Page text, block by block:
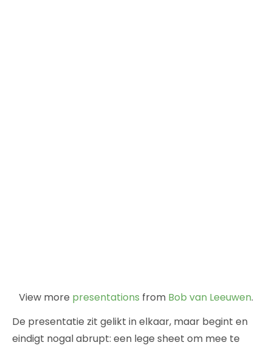
View more presentations from Bob van Leeuwen.
De presentatie zit gelikt in elkaar, maar begint en
eindigt nogal abrupt: een lege sheet om mee te